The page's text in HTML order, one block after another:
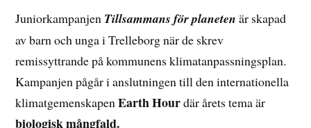
Juniorkampanjen Tillsammans för planeten är skapad
av barn och unga i Trelleborg när de skrev
remissyttrande på kommunens klimatanpassningsplan.
Kampanjen pågår i anslutningen till den internationella
klimatgemenskapenEarth Hourdär årets tema är
biologisk mångfald.